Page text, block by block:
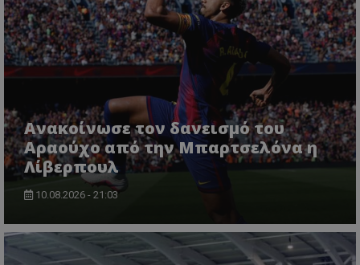
Ανακοίνωσε τον δανεισμό του
Αραούχο από την Μπαρτσελόνα η
Λίβερπουλ
10.08.2026 - 21:03